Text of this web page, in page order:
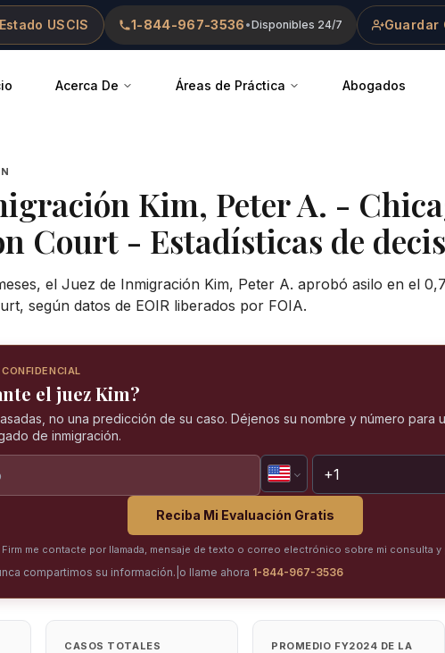
Estado USCIS 1-844-967-3536 •Disponibles 24/7 Guardar
Acerca De Áreas de Práctica Abogados
Kim, Peter A. -
Court - Estadísticas de
el Juez de Inmigración Kim, Peter A. aprobó asilo en el
según datos de EOIR liberados por FOIA.
el juez Kim?
no una predicción de su caso. Déjenos su nombre y número para
de inmigración.
Reciba Mi Evaluación Gratis
Firm me contacte por llamada, mensaje de texto o correo electrónico sobre mi consulta
compartimos su información. o llame ahora 1-844-967-3536
CASOS TOTALES
PROMEDIO FY2024 DE LA